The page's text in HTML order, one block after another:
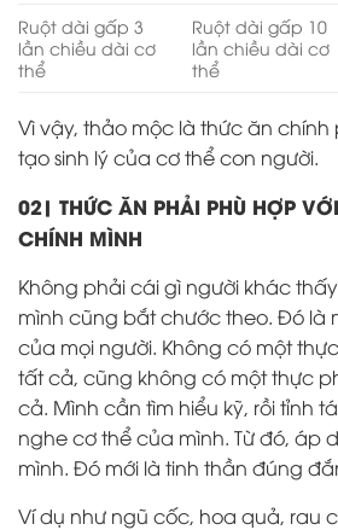
Ruột dài gấp 3
lần chiều dài cơ
thể
Ruột dài gấp 10
lần chiều dài cơ
thể
Vì vậy, thảo mộc là thức ăn
tạo sinh lý của cơ thể con người.
02| THỨC ĂN PHẢI PHÙ HỢP
CHÍNH MÌNH
Không phải cái gì người khác
mình cũng bắt chước theo. Đó là
của mọi người. Không có một
tất cả, cũng không có một thực
cả. Mình cần tìm hiểu kỹ, rồi tỉnh
nghe cơ thể của mình. Từ đó, áp
mình. Đó mới là tinh thần đúng
Ví dụ như ngũ cốc, hoa quả, rau